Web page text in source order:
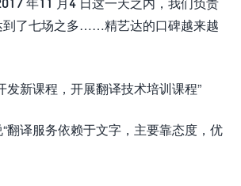
到了七场之多……精艺达的口碑越来越
发新课程，开展翻译技术培训课程”
翻译服务依赖于文字，主要靠态度，优